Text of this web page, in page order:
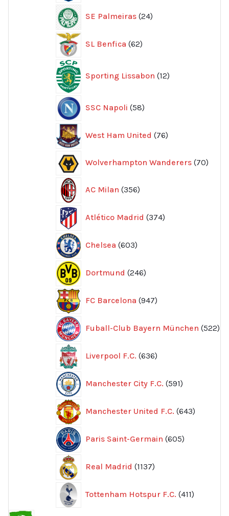
SE Palmeiras 24
produkter
SL Benfica 62
produkter
Sporting Lissabon 12produkter
SSC Napoli 58
produkter
West Ham United 76
produkter
Wolverhampton Wanderers 70
AC Milan 356
produkter
Atlético Madrid 374
produkter
Chelsea 603
produkter
Dortmund 246
produkter
FC Barcelona 947
produkter
Fuball-Club Bayern München 522
Liverpool F.C. 636
produkter
Manchester City F.C. 591
produkter
Manchester United F.C. 643
Paris Saint-Germain 605
produkter
Real Madrid 1137
produkter
Tottenham Hotspur F.C. 411
produkter